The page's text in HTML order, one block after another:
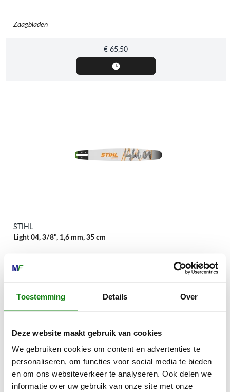
Toestemming Details Over
Deze website maakt gebruik van cookies
We gebruiken cookies om content en advertenties te
personaliseren, om functies voor social media te bieden
en om ons websiteverkeer te analyseren. Ook delen we
informatie over uw gebruik van onze site met onze
Zaagbladen
€ 65,50
STIHL
Light 04, 3/8", 1,6 mm, 35 cm
Zaagbladen